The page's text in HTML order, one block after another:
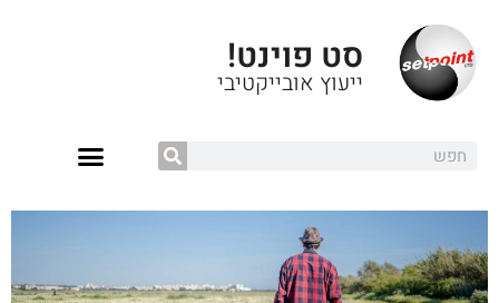
סט פוינט!
ייעוץ אובייקטיבי